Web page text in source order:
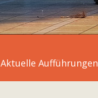
Aktuelle Aufführungen